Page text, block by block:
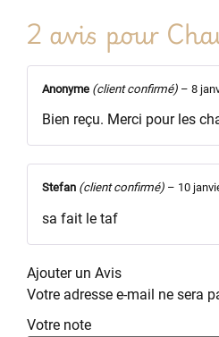
2 avis pour
Anonyme (client confirmé) – 8
Bien reçu. Merci pour les
Stefan (client confirmé) – 10
sa fait le taf
Ajouter un Avis
Votre adresse e-mail ne sera
Votre note